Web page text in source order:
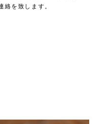
絡を致します。